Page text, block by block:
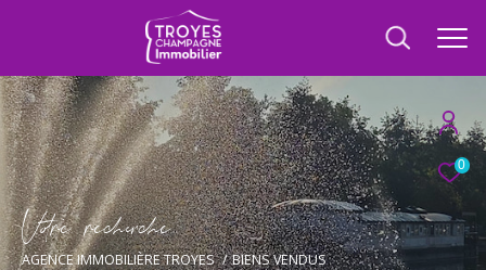
0
Vore recece
AGENCE IMMOBILIÈRE TROYES BIENS VENDUS